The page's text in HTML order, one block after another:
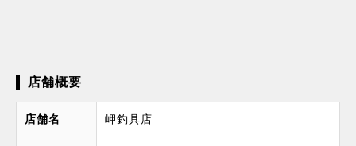
店舗概要
店舗名 岬釣具店